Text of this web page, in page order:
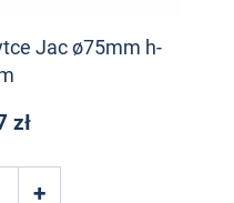
Jac ø75mm h-
zł